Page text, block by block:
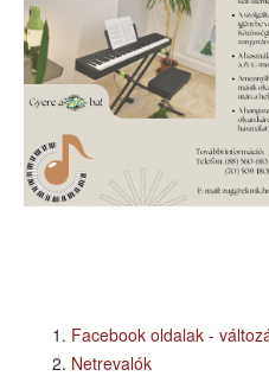
Facebook oldalak -
Netrevalók